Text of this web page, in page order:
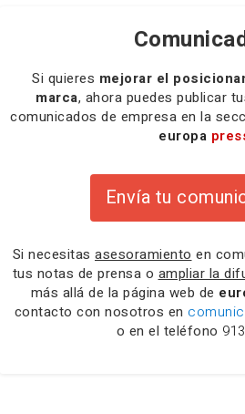
Si quieres mejorar el
marca, ahora puedes publicar
comunicados de empresa en la
europa
Envía tu
Si necesitas asesoramiento en
tus notas de prensa o ampliar la
más allá de la página web de
contacto con nosotros en
o en el teléfono